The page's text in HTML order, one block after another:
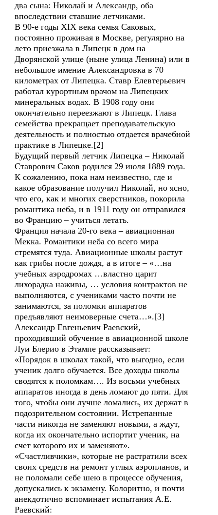
два сына: Николай и Александр, оба
впоследствии ставшие летчиками.
В 90-е годы XIX века семья Саковых,
постоянно проживая в Москве, регулярно на
лето приезжала в Липецк в дом на
Дворянской улице (ныне улица Ленина) или в
небольшое имение Александровка в 70
километрах от Липецка. Ставр Елевтерьевич
работал курортным врачом на Липецких
минеральных водах. В 1908 году они
окончательно переезжают в Липецк. Глава
семейства прекращает преподавательскую
деятельность и полностью отдается врачебной
практике в Липецке.[2]
Будущий первый летчик Липецка – Николай
Ставрович Саков родился 29 июля 1889 года.
К сожалению, пока нам неизвестно, где и
какое образование получил Николай, но ясно,
что его, как и многих сверстников, покорила
романтика неба, и в 1911 году он отправился
во Францию – учиться летать.
Франция начала 20-го века – авиационная
Мекка. Романтики неба со всего мира
стремятся туда. Авиационные школы растут
как грибы после дождя, а в итоге – «…на
учебных аэродромах …властно царит
лихорадка наживы, … условия контрактов не
выполняются, с учениками часто почти не
занимаются, за поломки аппаратов
предъявляют неимоверные счета…».[3]
Александр Евгеньевич Раевский,
проходивший обучение в авиационной школе
Луи Блерио в Этампе рассказывает:
«Порядок в школах такой, что выгодно, если
ученик долго обучается. Все доходы школы
сводятся к поломкам…. Из восьми учебных
аппаратов иногда в день ломают до пяти. Для
того, чтобы они лучше ломались, их держат в
подозрительном состоянии. Истрепанные
части никогда не заменяют новыми, а ждут,
когда их окончательно испортит ученик, на
счет которого их и заменяют».
«Счастливчики», которые не растратили всех
своих средств на ремонт утлых аэропланов, и
не поломали себе шею в процессе обучения,
допускались к экзамену. Колоритно, и почти
анекдотично вспоминает испытания А.Е.
Раевский: